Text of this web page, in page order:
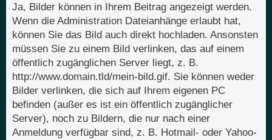
Ja, Bilder können in Ihrem Beitrag angezeigt werden.
Wenn die Administration Dateianhänge erlaubt hat,
können Sie das Bild auch direkt hochladen. Ansonsten
müssen Sie zu einem Bild verlinken, das auf einem
öffentlich zugänglichen Server liegt, z. B.
http://www.domain.tld/mein-bild.gif. Sie können weder
Bilder verlinken, die sich auf Ihrem eigenen PC
befinden (außer es ist ein öffentlich zugänglicher
Server), noch zu Bildern, die nur nach einer
Anmeldung verfügbar sind, z. B. Hotmail- oder Yahoo-